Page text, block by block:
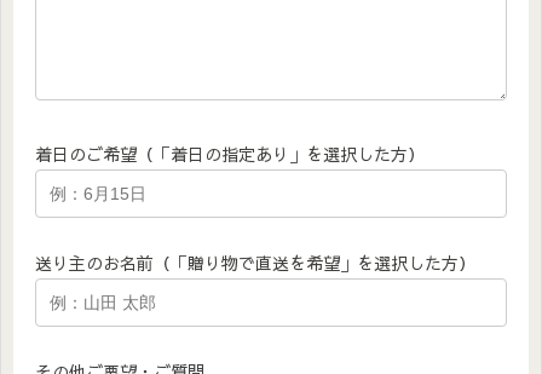
着日のご希望（「着日の指定あり」を選択した方）
送り主のお名前（「贈り物で直送を希望」を選択した方）